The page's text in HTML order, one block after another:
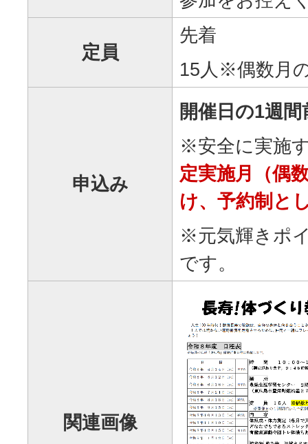
定員
先着
15人※偶数月
申込み
開催日の1週
※安全に実施
定実施月（偶
け、予約制と
※元気輝きポ
です。
関連画像